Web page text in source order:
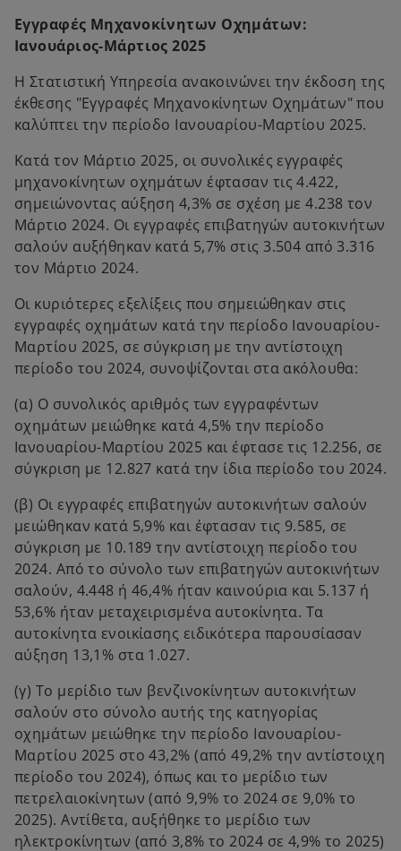
Εγγραφές Μηχανοκίνητων Οχημάτων:
Ιανουάριος-Μάρτιος 2025
Η Στατιστική Υπηρεσία ανακοινώνει την έκδοση της
έκθεσης "Εγγραφές Μηχανοκίνητων Οχημάτων" που
καλύπτει την περίοδο Ιανουαρίου-Μαρτίου 2025.
Κατά τον Μάρτιο 2025, οι συνολικές εγγραφές
μηχανοκίνητων οχημάτων έφτασαν τις 4.422,
σημειώνοντας αύξηση 4,3% σε σχέση με 4.238 τον
Μάρτιο 2024. Οι εγγραφές επιβατηγών αυτοκινήτων
σαλούν αυξήθηκαν κατά 5,7% στις 3.504 από 3.316
τον Μάρτιο 2024.
Οι κυριότερες εξελίξεις που σημειώθηκαν στις
εγγραφές οχημάτων κατά την περίοδο Ιανουαρίου-
Μαρτίου 2025, σε σύγκριση με την αντίστοιχη
περίοδο του 2024, συνοψίζονται στα ακόλουθα:
(α) Ο συνολικός αριθμός των εγγραφέντων
οχημάτων μειώθηκε κατά 4,5% την περίοδο
Ιανουαρίου-Μαρτίου 2025 και έφτασε τις 12.256, σε
σύγκριση με 12.827 κατά την ίδια περίοδο του 2024.
(β) Οι εγγραφές επιβατηγών αυτοκινήτων σαλούν
μειώθηκαν κατά 5,9% και έφτασαν τις 9.585, σε
σύγκριση με 10.189 την αντίστοιχη περίοδο του
2024. Από το σύνολο των επιβατηγών αυτοκινήτων
σαλούν, 4.448 ή 46,4% ήταν καινούρια και 5.137 ή
53,6% ήταν μεταχειρισμένα αυτοκίνητα. Τα
αυτοκίνητα ενοικίασης ειδικότερα παρουσίασαν
αύξηση 13,1% στα 1.027.
(γ) Το μερίδιο των βενζινοκίνητων αυτοκινήτων
σαλούν στο σύνολο αυτής της κατηγορίας
οχημάτων μειώθηκε την περίοδο Ιανουαρίου-
Μαρτίου 2025 στο 43,2% (από 49,2% την αντίστοιχη
περίοδο του 2024), όπως και το μερίδιο των
πετρελαιοκίνητων (από 9,9% το 2024 σε 9,0% το
2025). Αντίθετα, αυξήθηκε το μερίδιο των
ηλεκτροκίνητων (από 3,8% το 2024 σε 4,9% το 2025)